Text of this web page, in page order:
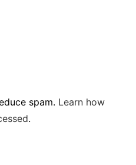
spam. Learn how
.